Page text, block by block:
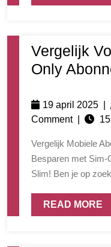
Vergelijk
Only
19 april 2025
Comment
Vergelijk Mobiele Abonnementen Sim Only Optimaal
Besparen met Sim-
Slim! Ben je op
READ MORE